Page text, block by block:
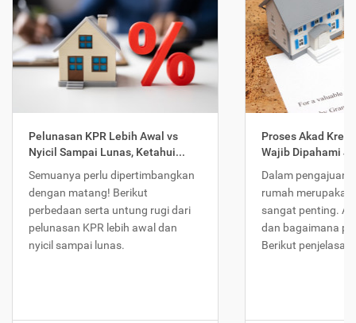
Pelunasan KPR Lebih Awal vs
Nyicil Sampai Lunas, Ketahui...
Semuanya perlu dipertimbangkan
dengan matang! Berikut
perbedaan serta untung rugi dari
pelunasan KPR lebih awal dan
nyicil sampai lunas.
Proses Akad
Wajib Dipahami
Dalam pengajuan
rumah
sangat penting.
dan bagaimana
Berikut